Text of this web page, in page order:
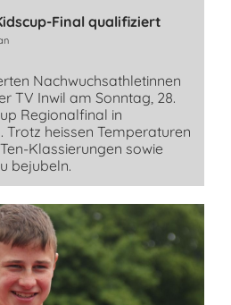
Final qualifiziert
Nachwuchsathletinnen
TV Inwil am Sonntag, 28.
Regionalfinal in
Trotz heissen Temperaturen
Klassierungen sowie
bejubeln.